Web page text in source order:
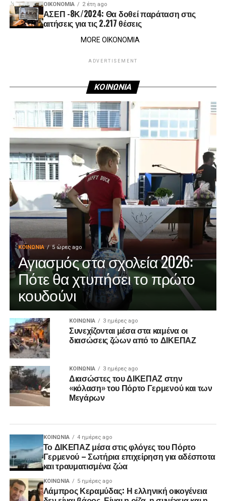
ΟΙΚΟΝΟΜΊΑ 2 έτη ago
ΑΣΕΠ -8Κ/2024: Θα δοθεί παράταση στις
αιτήσεις για τις 2.217 θέσεις
MORE ΟΙΚΟΝΟΜΙΑ
ADVERTISEMENT
ΚΟΙΝΩΝΙΑ
ΚΟΙΝΩΝΊΑ 5 ώρες ago
Αγιασμός στα σχολεία 2026:
Πότε θα χτυπήσει το πρώτο
κουδούνι
ΚΟΙΝΩΝΊΑ 3 ημέρες ago
Συνεχίζονται μέσα στα καμένα οι
διασώσεις ζώων από το ΔΙΚΕΠΑΖ
ΚΟΙΝΩΝΊΑ 3 ημέρες ago
Διασώστες του ΔΙΚΕΠΑΖ στην
«κόλαση» του Πόρτο Γερμενού και των
Μεγάρων
ΚΟΙΝΩΝΊΑ 4 ημέρες ago
Το ΔΙΚΕΠΑΖ μέσα στις φλόγες του Πόρτο
Γερμενού – Σωτήρια επιχείρηση για αδέσποτα
και τραυματισμένα ζώα
ΚΟΙΝΩΝΊΑ 5 ημέρες ago
Λάμπρος Κεραμύδας: Η ελληνική οικογένεια